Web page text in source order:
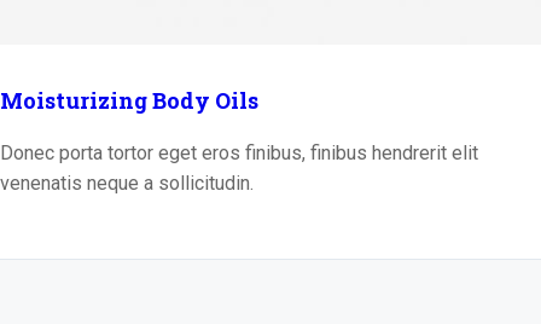
Moisturizing Body Oils
Donec porta tortor eget eros finibus, finibus hendrerit elit
venenatis neque a sollicitudin.